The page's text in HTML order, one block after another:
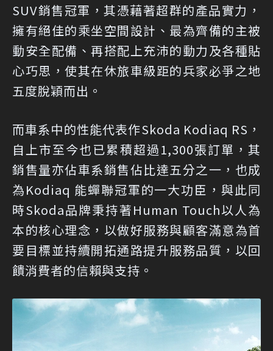
SUV銷售冠軍，其憑藉著超群的產品實力，
擁有絕佳的乘坐空間設計、最為齊備的主被
動安全配備、再搭配上充沛的動力及各種貼
心巧思，使其在休旅車級距的兵家必爭之地
五度脫穎而出。
而車系中的性能代表作Skoda Kodiaq RS，
自上市至今也已累積超過1,300張訂單，其
銷售量亦佔車系銷售佔比達五分之一，也成
為Kodiaq 能蟬聯冠軍的一大功臣，與此同
時Skoda品牌秉持著Human Touch以人為
本的核心理念，以做好服務與顧客滿意為首
要目標並持續開拓通路提升服務品質，以回
饋消費者的信賴與支持。